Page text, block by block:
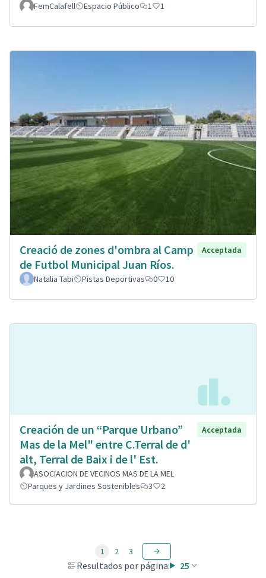
FemCalafell Espacio Público 1 1
Creació de zones d'ombra al Camp
de Futbol Municipal Juan Ríos.
Acceptada
Natalia Tabi Pistas Deportivas 0 10
Creación de un “Parque Urbano”
Mas de la Mel" entre C.Terral de d'
alt, Terral de Baix i de l' Est.
Acceptada
ASOCIACION DE VECINOS MAS DE LA MEL
Parques y Jardines Sostenibles
3 2
Resultados por página: 25
1 2 3